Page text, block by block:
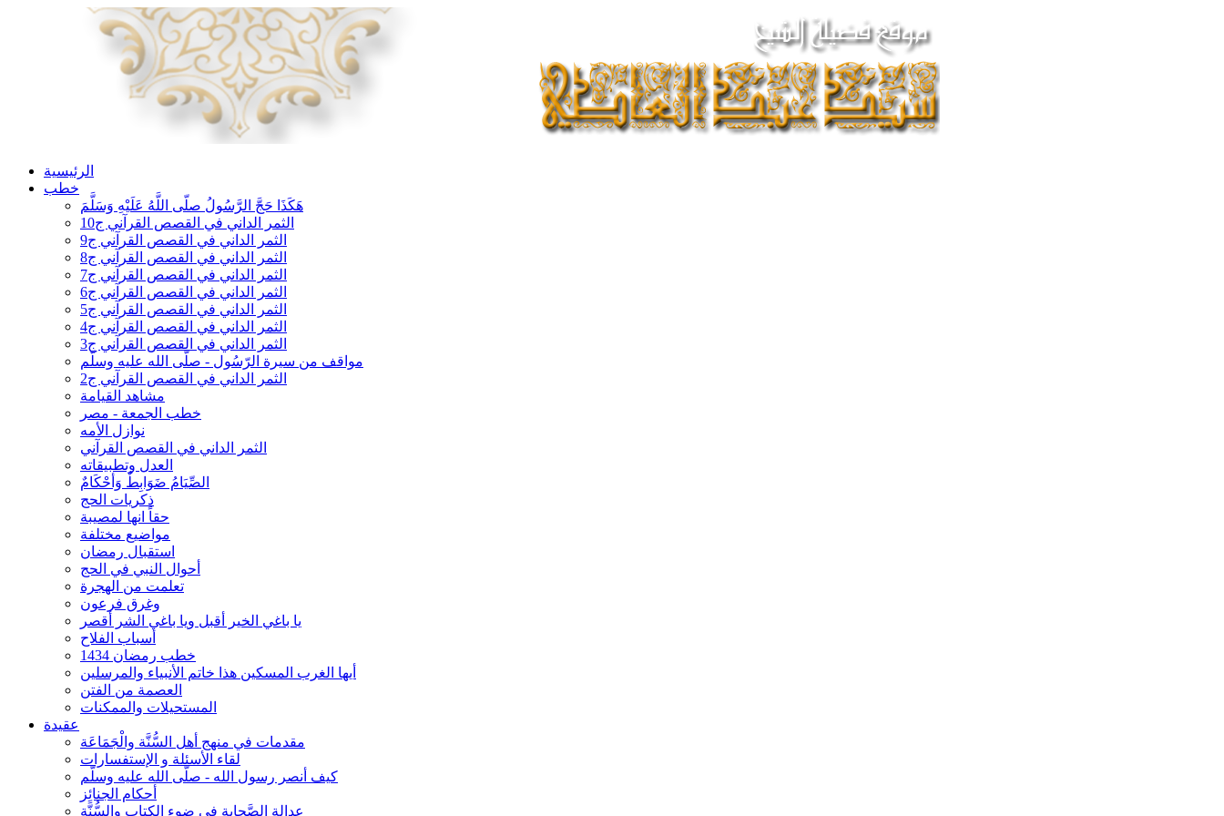
الرئيسية
خطب
هَكَذَا حَجَّ الرَّسُولُ صلّى اللَّهُ عَلَيْهِ وَسَلَّمَ
الثمر الداني في القصص القرآني ج10
الثمر الداني في القصص القرآني ج9
الثمر الداني في القصص القرآني ج8
الثمر الداني في القصص القرآني ج7
الثمر الداني في القصص القرآني ج6
الثمر الداني في القصص القرآني ج5
الثمر الداني في القصص القرآني ج4
الثمر الداني في القصص القرآني ج3
مواقف من سيرة الرّسُول - صلّى الله عليه وسلّم
الثمر الداني في القصص القرآني ج2
مشاهد القيامة
خطب الجمعة - مصر
نوازل الأمه
الثمر الداني في القصص القرآني
العدل وتطبيقاته
الصِّيَامُ ضَوَابِطٌ وَأحْكَامٌ
ذكريات الحج
حقاً انها لمصيبة
مواضيع مختلفة
استقبال رمضان
أحوال النبي في الحج
تعلمت من الهجرة
وغرق فرعون
يا باغي الخير أقبل ويا باغي الشر أقصر
أسباب الفلاح
خطب رمضان 1434
أيها الغرب المسكين هذا خاتم الأنبياء والمرسلين
العصمة من الفتن
المستحيلات والممكنات
عقيدة
مقدمات في منهج أهل السُّنَّة والْجَمَاعَة
لقاء الأسئلة و الإستفسارات
كيف أنصر رسول الله - صلّى الله عليه وسلّم
أحكام الجنائِز
عدالة الصَّحابة في ضوء الكتاب والسُّنَّة